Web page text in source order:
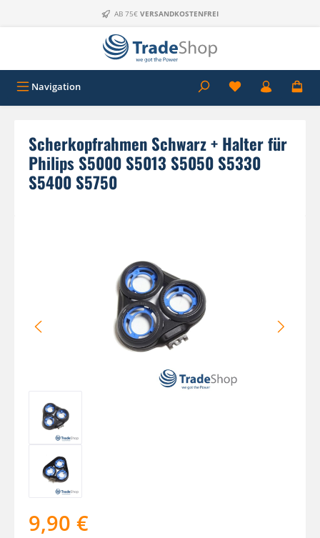
Zum Hauptinhalt springenAB 75€ VERSANDKOSTENFREI
Navigation
Scherkopfrahmen Schwarz + Halter für
Philips S5000 S5013 S5050 S5330
S5400 S5750
9,90 €